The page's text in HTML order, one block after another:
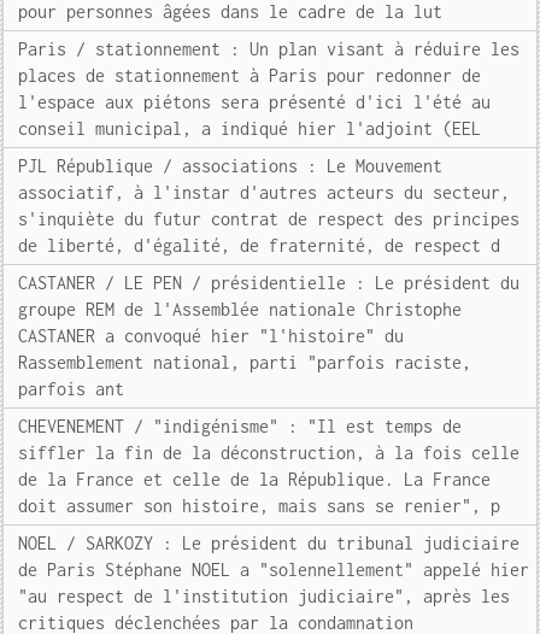
pour personnes âgées dans le cadre de la lut
Paris / stationnement : Un plan visant à réduire les
places de stationnement à Paris pour redonner de
l'espace aux piétons sera présenté d'ici l'été au
conseil municipal, a indiqué hier l'adjoint (EEL
PJL République / associations : Le Mouvement
associatif, à l'instar d'autres acteurs du secteur,
s'inquiète du futur contrat de respect des principes
de liberté, d'égalité, de fraternité, de respect d
CASTANER / LE PEN / présidentielle : Le président du
groupe REM de l'Assemblée nationale Christophe
CASTANER a convoqué hier "l'histoire" du
Rassemblement national, parti "parfois raciste,
parfois ant
CHEVENEMENT / "indigénisme" : "Il est temps de
siffler la fin de la déconstruction, à la fois celle
de la France et celle de la République. La France
doit assumer son histoire, mais sans se renier", p
NOEL / SARKOZY : Le président du tribunal judiciaire
de Paris Stéphane NOEL a "solennellement" appelé hier
"au respect de l'institution judiciaire", après les
critiques déclenchées par la condamnation